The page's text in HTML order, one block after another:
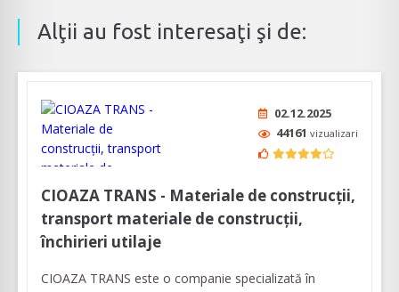
Alţii au fost interesaţi şi de:
02.12.2025
44161 vizualizari
CIOAZA TRANS - Materiale de construcții,
transport materiale de construcții,
închirieri utilaje
CIOAZA TRANS este o companie specializată în